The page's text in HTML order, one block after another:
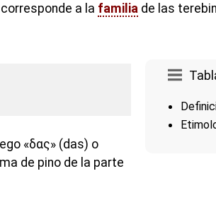
a la familia de las
«δας» (das) o
de pino de la parte